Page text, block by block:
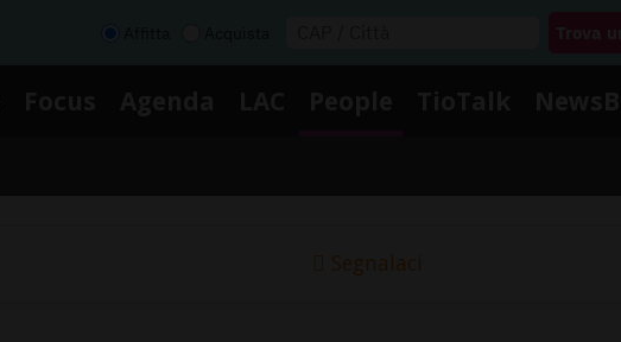
Segnalaci